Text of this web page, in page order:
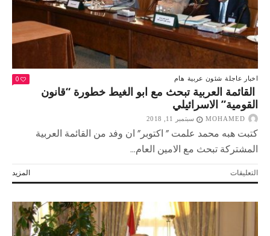
اخبار عاجلة شئون عربية هام 0
القائمة العربية تبحث مع ابو الغيط خطورة “قانون
القومية” الاسرائيلي
MOHAMED سبتمبر 11, 2018
كتبت هبه محمد علمت ” اكتوبر” ان وفد من القائمة العربية
المشتركة تبحث مع الامين العام...
المزيد التعليقاتعلى
القائمة